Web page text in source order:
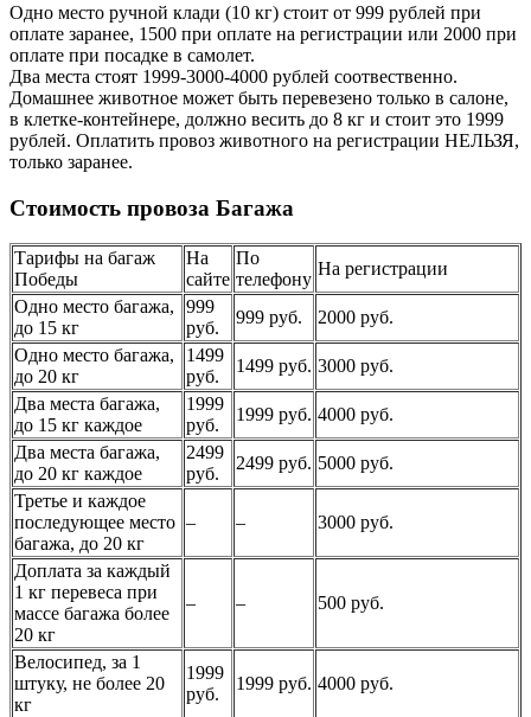
Одно место ручной клади (10 кг) стоит от 999 рублей при
оплате заранее, 1500 при оплате на регистрации или 2000 при
оплате при посадке в самолет.
Два места стоят 1999-3000-4000 рублей соотвественно.
Домашнее животное может быть перевезено только в салоне,
в клетке-контейнере, должно весить до 8 кг и стоит это 1999
рублей. Оплатить провоз животного на регистрации НЕЛЬЗЯ,
только заранее.
Стоимость провоза Багажа
Тарифы на багаж
Победы
На
сайте
По
телефону
На регистрации
Одно место багажа,
до 15 кг
999
руб.
999 руб.
2000 руб.
Одно место багажа,
до 20 кг
1499
руб.
1499 руб. 3000 руб.
Два места багажа,
до 15 кг каждое
1999
руб.
1999 руб. 4000 руб.
Два места багажа,
до 20 кг каждое
2499
руб.
2499 руб. 5000 руб.
Третье и каждое
последующее место
багажа, до 20 кг
– – 3000 руб.
Доплата за каждый
1 кг перевеса при
массе багажа более
20 кг
– – 500 руб.
Велосипед, за 1
штуку, не более 20
кг
1999
руб.
1999 руб. 4000 руб.